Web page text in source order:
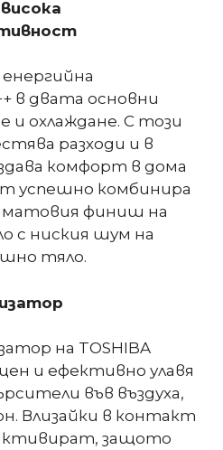
енергийна
в двата основни
и охлаждане. С този
разходи и в
комфорт в дома
успешно комбинира
матовия финиш на
с ниския шум на
тяло.
на TOSHIBA
и ефективно улавя
във въздуха,
Влизайки в контакт
защото